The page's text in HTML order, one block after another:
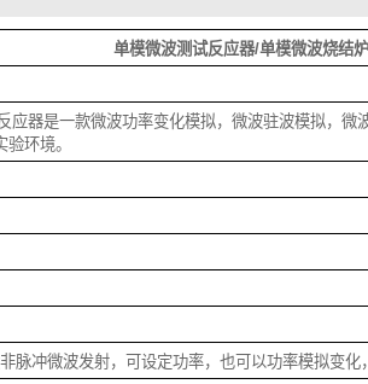
单模微波测试反应器/单模微波烧结炉
应器是一款微波功率变化模拟，微波驻波模拟，微
环境。
脉冲微波发射，可设定功率，也可以功率模拟变化